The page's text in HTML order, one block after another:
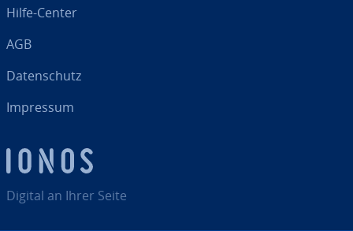
Digital an Ihrer Seite
Hilfe-Center
AGB
Da­ten­schutz
Impressum